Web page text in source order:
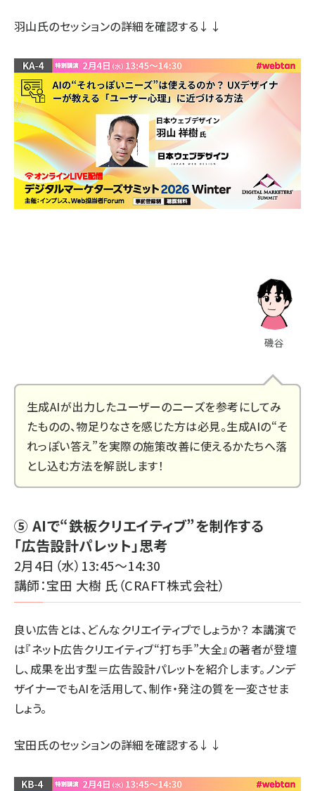
羽山氏のセッションの詳細を確認する↓↓
磯谷
生成AIが出力したユーザーのニーズを参考にしてみ
たものの、物足りなさを感じた方は必見。生成AIの“そ
れっぽい答え”を実際の施策改善に使えるかたちへ落
とし込む方法を解説します！
⑤ AIで“鉄板クリエイティブ”を制作する
「広告設計パレット」思考
2月4日（水）13:45～14:30
講師：宝田 大樹 氏（CRAFT株式会社）
良い広告とは、どんなクリエイティブでしょうか？ 本講演で
は『ネット広告クリエイティブ“打ち手”大全』の著者が登壇
し、成果を出す型＝広告設計パレットを紹介します。ノンデ
ザイナーでもAIを活用して、制作・発注の質を一変させま
しょう。
宝田氏のセッションの詳細を確認する↓↓